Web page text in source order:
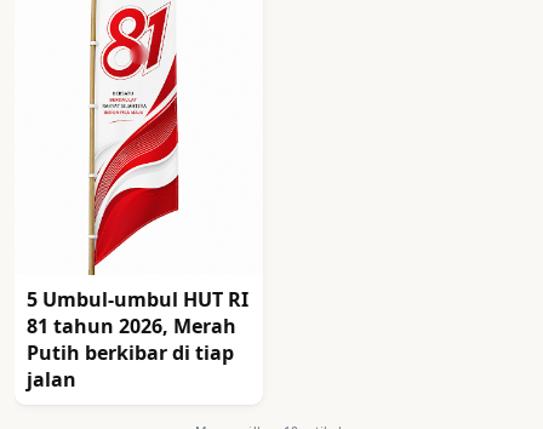
5 Umbul-umbul HUT RI
81 tahun 2026, Merah
Putih berkibar di tiap
jalan